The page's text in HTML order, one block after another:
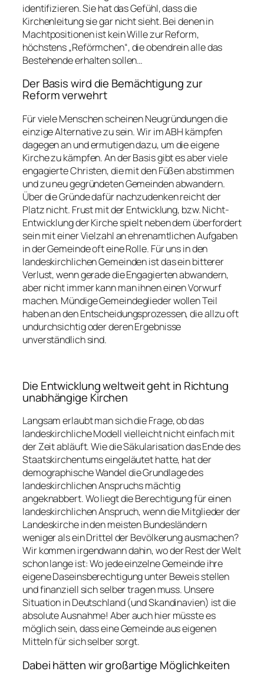
identifizieren. Sie hat das Gefühl, dass die
Kirchenleitung sie gar nicht sieht. Bei denen in
Machtpositionen ist kein Wille zur Reform,
höchstens „Reförmchen“, die obendrein alle das
Bestehende erhalten sollen…
Der Basis wird die Bemächtigung zur
Reform verwehrt
Für viele Menschen scheinen Neugründungen die
einzige Alternative zu sein. Wir im ABH kämpfen
dagegen an und ermutigen dazu, um die eigene
Kirche zu kämpfen. An der Basis gibt es aber viele
engagierte Christen, die mit den Füßen abstimmen
und zu neu gegründeten Gemeinden abwandern.
Über die Gründe dafür nachzudenken reicht der
Platz nicht. Frust mit der Entwicklung, bzw. Nicht-
Entwicklung der Kirche spielt neben dem überfordert
sein mit einer Vielzahl an ehrenamtlichen Aufgaben
in der Gemeinde oft eine Rolle. Für uns in den
landeskirchlichen Gemeinden ist das ein bitterer
Verlust, wenn gerade die Engagierten abwandern,
aber nicht immer kann man ihnen einen Vorwurf
machen. Mündige Gemeindeglieder wollen Teil
haben an den Entscheidungsprozessen, die allzu oft
undurchsichtig oder deren Ergebnisse
unverständlich sind.
Die Entwicklung weltweit geht in Richtung
unabhängige Kirchen
Langsam erlaubt man sich die Frage, ob das
landeskirchliche Modell vielleicht nicht einfach mit
der Zeit abläuft. Wie die Säkularisation das Ende des
Staatskirchentums eingeläutet hatte, hat der
demographische Wandel die Grundlage des
landeskirchlichen Anspruchs mächtig
angeknabbert. Wo liegt die Berechtigung für einen
landeskirchlichen Anspruch, wenn die Mitglieder der
Landeskirche in den meisten Bundesländern
weniger als ein Drittel der Bevölkerung ausmachen?
Wir kommen irgendwann dahin, wo der Rest der Welt
schon lange ist: Wo jede einzelne Gemeinde ihre
eigene Daseinsberechtigung unter Beweis stellen
und finanziell sich selber tragen muss. Unsere
Situation in Deutschland (und Skandinavien) ist die
absolute Ausnahme! Aber auch hier müsste es
möglich sein, dass eine Gemeinde aus eigenen
Mitteln für sich selber sorgt.
Dabei hätten wir großartige Möglichkeiten